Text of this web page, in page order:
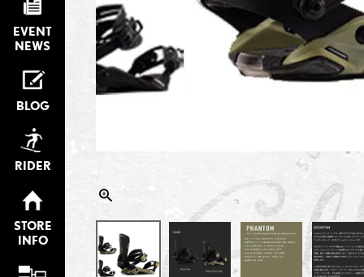
EVENT
NEWS
BLOG
RIDER
STORE
INFO